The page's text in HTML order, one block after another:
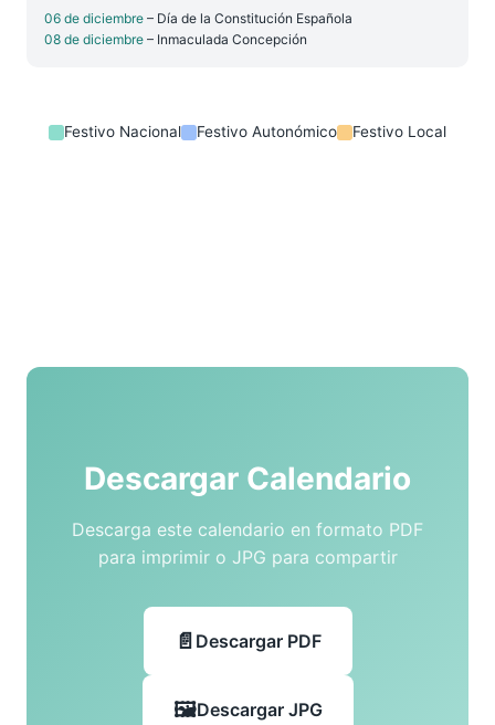
06 de diciembre – Día de la Constitución Española
08 de diciembre – Inmaculada Concepción
Festivo Nacional Festivo Autonómico Festivo Local
Descargar Calendario
Descarga este calendario en formato PDF
para imprimir o JPG para compartir
Descargar PDF
Descargar JPG